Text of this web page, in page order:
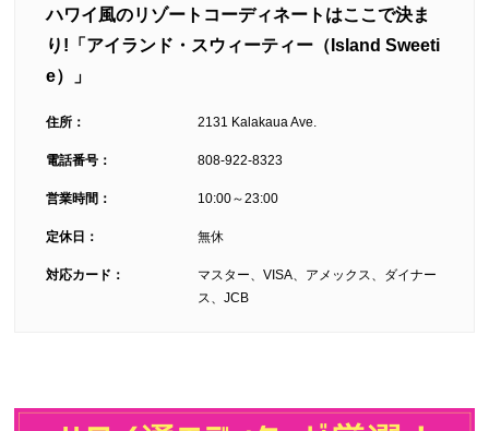
ハワイ風のリゾートコーディネートはここで決ま
り!「アイランド・スウィーティー（Island Sweeti
e）」
住所： 2131 Kalakaua Ave.
電話番号： 808-922-8323
営業時間： 10:00～23:00
定休日： 無休
対応カード：
マスター、VISA、アメックス、ダイナー
ス、JCB